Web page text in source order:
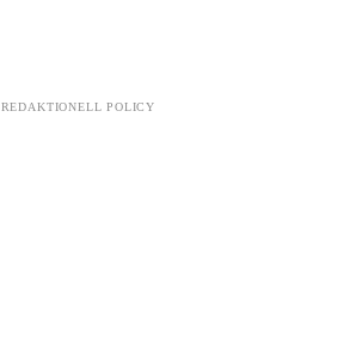
REDAKTIONELL POLICY